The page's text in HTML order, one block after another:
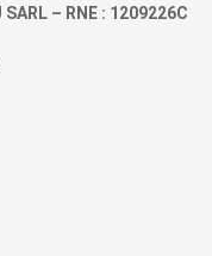
– RNE : 1209226C